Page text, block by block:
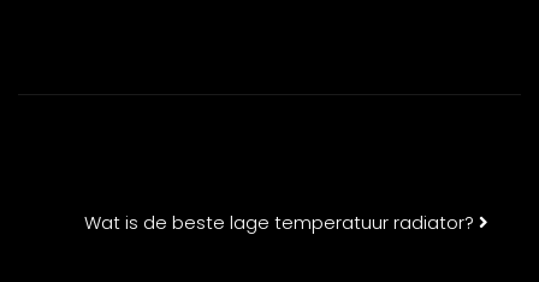
Wat is de beste lage temperatuur radiator?